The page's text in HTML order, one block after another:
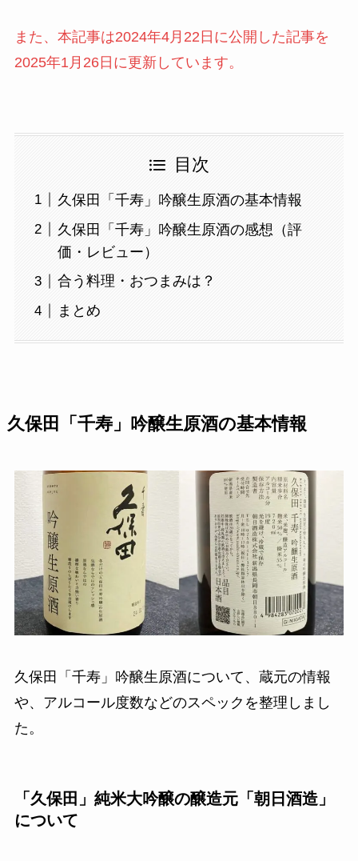
また、本記事は2024年4月22日に公開した記事を
2025年1月26日に更新しています。
目次
久保田「千寿」吟醸生原酒の基本情報
久保田「千寿」吟醸生原酒の感想（評
価・レビュー）
合う料理・おつまみは？
まとめ
久保田「千寿」吟醸生原酒の基本情報
久保田「千寿」吟醸生原酒について、蔵元の情報
や、アルコール度数などのスペックを整理しまし
た。
「久保田」純米大吟醸の醸造元「朝日酒造」
について